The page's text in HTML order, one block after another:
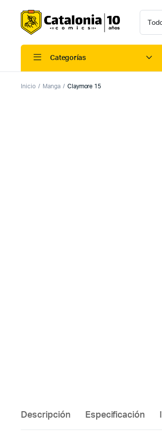
Categorías
Inicio Manga Claymore 15
Descripción Especificación